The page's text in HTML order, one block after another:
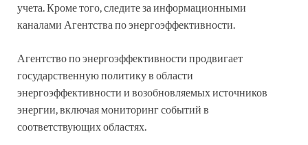
учета. Кроме того, следите за информационными
каналами Агентства по энергоэффективности.
Агентство по энергоэффективности продвигает
государственную политику в области
энергоэффективности и возобновляемых источников
энергии, включая мониторинг событий в
соответствующих областях.